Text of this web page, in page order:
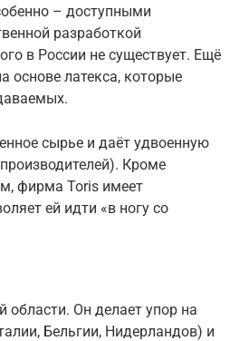
– доступными
разработкой
в России не существует. Ещё
основе латекса, которые
сырье и даёт удвоенную
Кроме
фирма Toris имеет
ей идти «в ногу со
Он делает упор на
Бельгии, Нидерландов) и